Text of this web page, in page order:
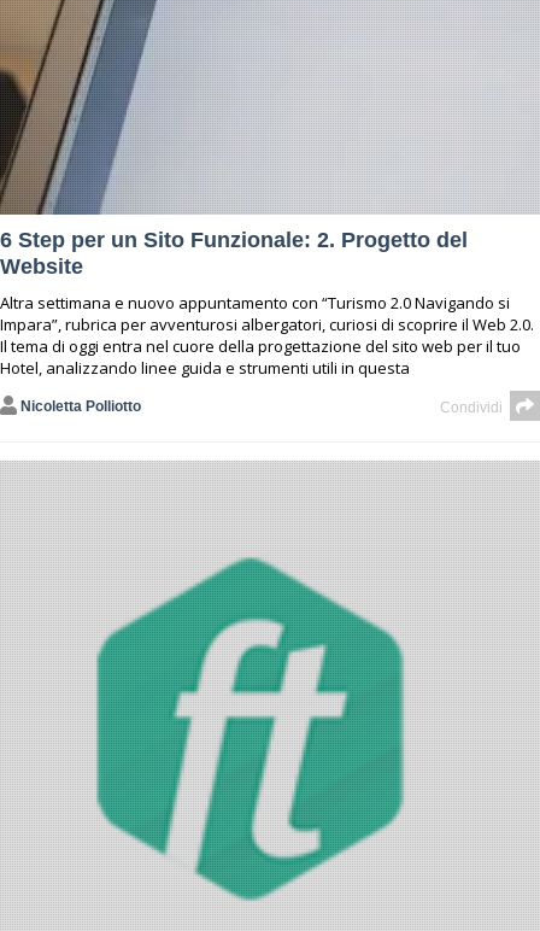
6 Step per un Sito Funzionale: 2. Progetto del
Website
Altra settimana e nuovo appuntamento con “Turismo 2.0 Navigando si
Impara”, rubrica per avventurosi albergatori, curiosi di scoprire il Web 2.0.
Il tema di oggi entra nel cuore della progettazione del sito web per il tuo
Hotel, analizzando linee guida e strumenti utili in questa
Nicoletta Polliotto Condividi